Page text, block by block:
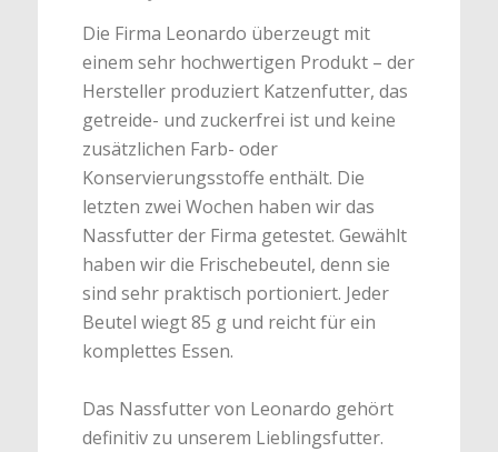
Die Firma Leonardo überzeugt mit
einem sehr hochwertigen Produkt – der
Hersteller produziert Katzenfutter, das
getreide- und zuckerfrei ist und keine
zusätzlichen Farb- oder
Konservierungsstoffe enthält. Die
letzten zwei Wochen haben wir das
Nassfutter der Firma getestet. Gewählt
haben wir die Frischebeutel, denn sie
sind sehr praktisch portioniert. Jeder
Beutel wiegt 85 g und reicht für ein
komplettes Essen.
Das Nassfutter von Leonardo gehört
definitiv zu unserem Lieblingsfutter.